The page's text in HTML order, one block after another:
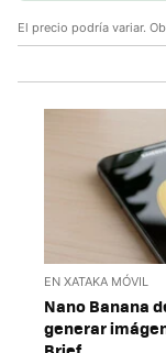
El precio podría variar.
EN XATAKA MÓVIL
Nano Banana
generar